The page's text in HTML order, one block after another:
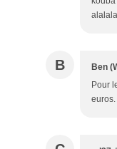
B Ben
Pour